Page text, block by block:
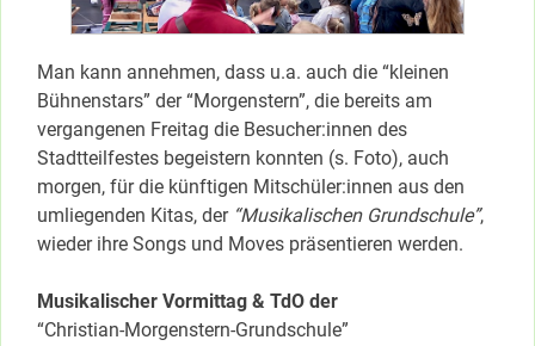
Man kann annehmen, dass u.a. auch die “kleinen
Bühnenstars” der “Morgenstern”, die bereits am
vergangenen Freitag die Besucher:innen des
Stadtteilfestes begeistern konnten (s. Foto), auch
morgen, für die künftigen Mitschüler:innen aus den
umliegenden Kitas, der “Musikalischen Grundschule”,
wieder ihre Songs und Moves präsentieren werden.
Musikalischer Vormittag & TdO der
“Christian-Morgenstern-Grundschule”